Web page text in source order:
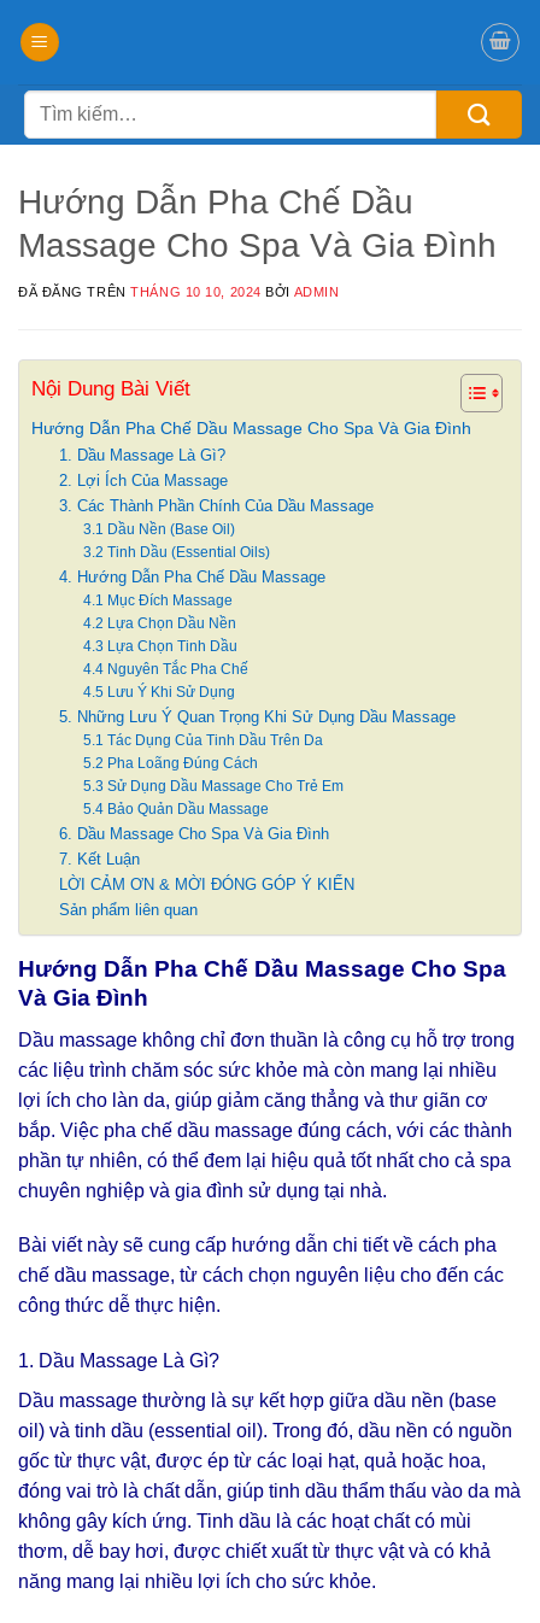
đến
dungTìm
kiếm:
Hướng Dẫn Pha Chế Dầu
Massage Cho Spa Và Gia Đình
ĐÃ ĐĂNG TRÊNTHÁNG 10 10, 2024 BỞI ADMIN
Nội Dung Bài Viết
Hướng Dẫn Pha Chế Dầu Massage Cho Spa Và Gia Đình
1. Dầu Massage Là Gì?
2. Lợi Ích Của Massage
3. Các Thành Phần Chính Của Dầu Massage
3.1 Dầu Nền (Base Oil)
3.2 Tinh Dầu (Essential Oils)
4. Hướng Dẫn Pha Chế Dầu Massage
4.1 Mục Đích Massage
4.2 Lựa Chọn Dầu Nền
4.3 Lựa Chọn Tinh Dầu
4.4 Nguyên Tắc Pha Chế
4.5 Lưu Ý Khi Sử Dụng
5. Những Lưu Ý Quan Trọng Khi Sử Dụng Dầu Massage
5.1 Tác Dụng Của Tinh Dầu Trên Da
5.2 Pha Loãng Đúng Cách
5.3 Sử Dụng Dầu Massage Cho Trẻ Em
5.4 Bảo Quản Dầu Massage
6. Dầu Massage Cho Spa Và Gia Đình
7. Kết Luận
LỜI CẢM ƠN & MỜI ĐÓNG GÓP Ý KIẾN
Sản phẩm liên quan
Hướng Dẫn Pha Chế Dầu Massage Cho Spa
Và Gia Đình
Dầu massage không chỉ đơn thuần là công cụ hỗ trợ trong
các liệu trình chăm sóc sức khỏe mà còn mang lại nhiều
lợi ích cho làn da, giúp giảm căng thẳng và thư giãn cơ
bắp. Việc pha chế dầu massage đúng cách, với các thành
phần tự nhiên, có thể đem lại hiệu quả tốt nhất cho cả spa
chuyên nghiệp và gia đình sử dụng tại nhà.
Bài viết này sẽ cung cấp hướng dẫn chi tiết về cách pha
chế dầu massage, từ cách chọn nguyên liệu cho đến các
công thức dễ thực hiện.
1. Dầu Massage Là Gì?
Dầu massage thường là sự kết hợp giữa dầu nền (base
oil) và tinh dầu (essential oil). Trong đó, dầu nền có nguồn
gốc từ thực vật, được ép từ các loại hạt, quả hoặc hoa,
đóng vai trò là chất dẫn, giúp tinh dầu thẩm thấu vào da mà
không gây kích ứng. Tinh dầu là các hoạt chất có mùi
thơm, dễ bay hơi, được chiết xuất từ thực vật và có khả
năng mang lại nhiều lợi ích cho sức khỏe.